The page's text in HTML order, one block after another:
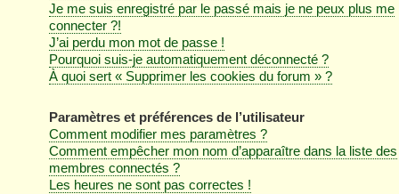
Je me suis enregistré par le passé mais je ne peux plus me
connecter ?!
J’ai perdu mon mot de passe !
Pourquoi suis-je automatiquement déconnecté ?
À quoi sert « Supprimer les cookies du forum » ?
Paramètres et préférences de l’utilisateur
Comment modifier mes paramètres ?
Comment empêcher mon nom d’apparaître dans la liste des
membres connectés ?
Les heures ne sont pas correctes !